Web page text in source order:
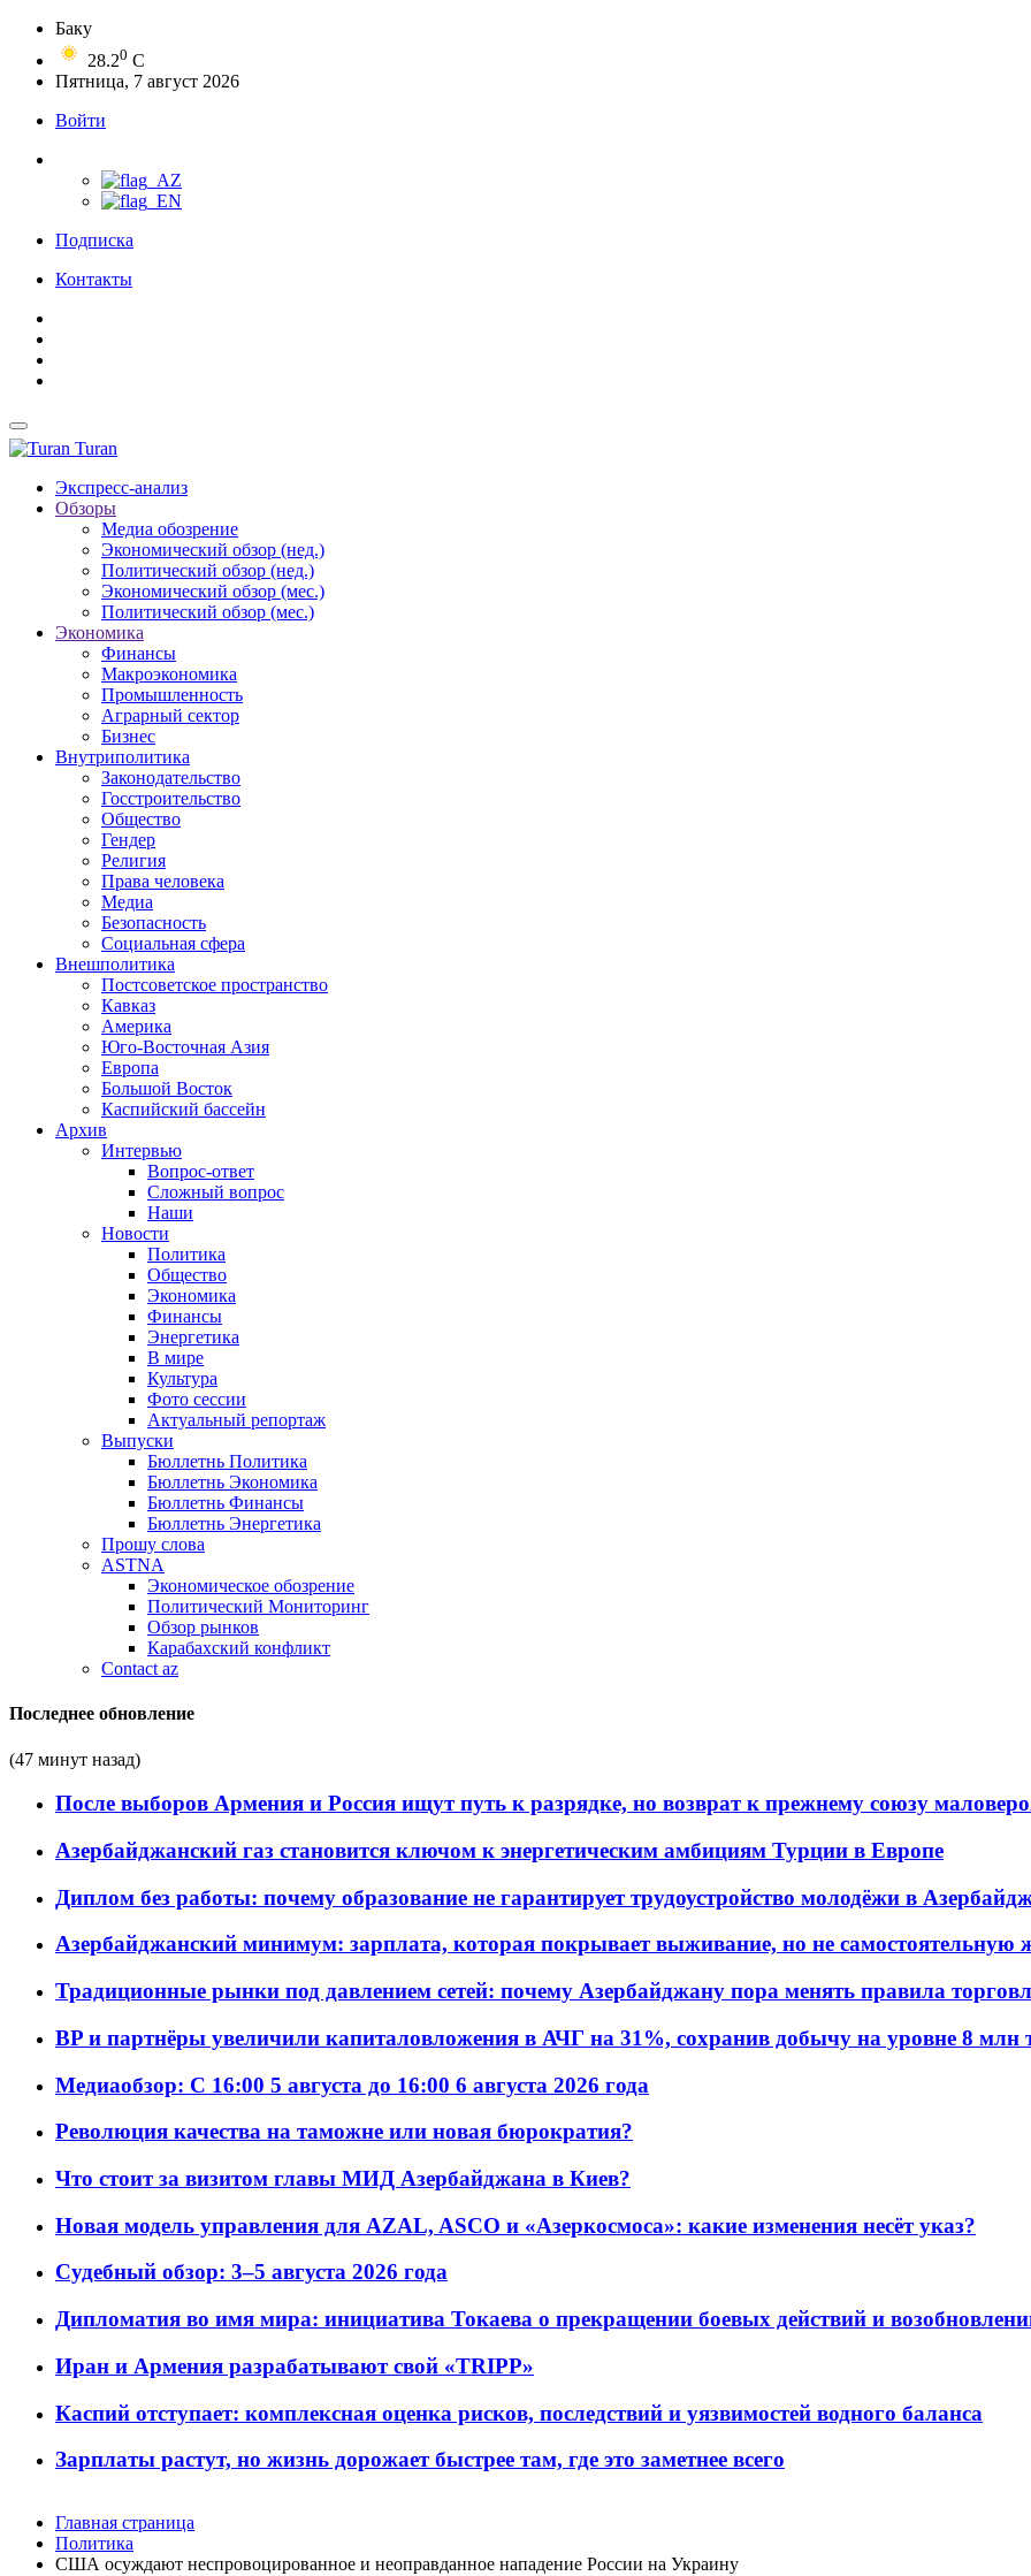
Баку
28.20 C
Пятница, 7 август 2026
Войти
Подписка
Контакты
Turan
Экспресс-анализ
Обзоры
Медиа обозрение
Экономический обзор (нед.)
Политический обзор (нед.)
Экономический обзор (мес.)
Политический обзор (мес.)
Экономика
Финансы
Макроэкономика
Промышленность
Аграрный сектор
Бизнес
Внутриполитика
Законодательство
Госстроительство
Общество
Гендер
Религия
Права человека
Медиа
Безопасность
Социальная сфера
Внешполитика
Постсоветское пространство
Кавказ
Америка
Юго-Восточная Азия
Европа
Большой Восток
Каспийский бассейн
Архив
Интервью
Вопрос-ответ
Сложный вопрос
Наши
Новости
Политика
Общество
Экономика
Финансы
Энергетика
В мире
Культура
Фото сессии
Актуальный репортаж
Выпуски
Бюллетнь Политика
Бюллетнь Экономика
Бюллетнь Финансы
Бюллетнь Энергетика
Прошу слова
ASTNA
Экономическое обозрение
Политический Мониторинг
Обзор рынков
Карабахский конфликт
Contact az
Последнее обновление
(47 минут назад)
После выборов Армения и Россия ищут путь к разрядке, но возврат к прежнему союзу
Азербайджанский газ становится ключом к энергетическим амбициям Турции в Европе
Диплом без работы: почему образование не гарантирует трудоустройство молодёжи в
Азербайджанский минимум: зарплата, которая покрывает выживание, но не самостоятельную
Традиционные рынки под давлением сетей: почему Азербайджану пора менять правила
BP и партнёры увеличили капиталовложения в АЧГ на 31%, сохранив добычу на уровне 8 млн
Медиаобзор: С 16:00 5 августа до 16:00 6 августа 2026 года
Революция качества на таможне или новая бюрократия?
Что стоит за визитом главы МИД Азербайджана в Киев?
Новая модель управления для AZAL, ASCO и «Азеркосмоса»: какие изменения несёт указ?
Судебный обзор: 3–5 августа 2026 года
Дипломатия во имя мира: инициатива Токаева о прекращении боевых действий и
Иран и Армения разрабатывают свой «TRIPP»
Каспий отступает: комплексная оценка рисков, последствий и уязвимостей водного баланса
Зарплаты растут, но жизнь дорожает быстрее там, где это заметнее всего
Главная страница
Политика
США осуждают неспровоцированное и неоправданное нападение России на Украину